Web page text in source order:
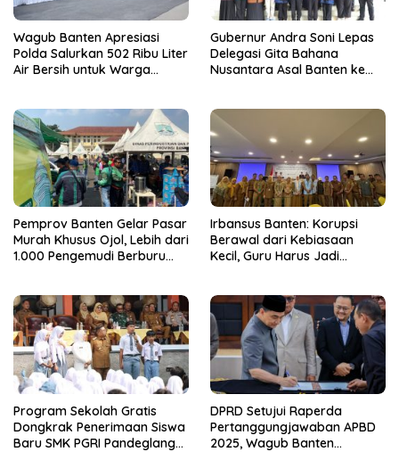
Wagub Banten Apresiasi
Polda Salurkan 502 Ribu Liter
Air Bersih untuk Warga
Gubernur Andra Soni Lepas
Delegasi Gita Bahana
Nusantara Asal Banten ke
Pemprov Banten Gelar Pasar
Murah Khusus Ojol, Lebih dari
1.000 Pengemudi Berburu
Irbansus Banten: Korupsi
Berawal dari Kebiasaan
Kecil, Guru Harus Jadi
Program Sekolah Gratis
Dongkrak Penerimaan Siswa
Baru SMK PGRI Pandeglang
DPRD Setujui Raperda
Pertanggungjawaban APBD
2025, Wagub Banten